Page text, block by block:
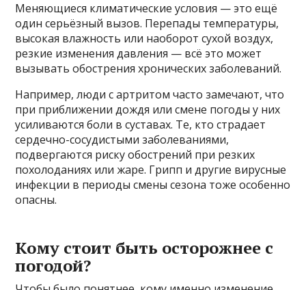
Меняющиеся климатические условия — это ещё
один серьёзный вызов. Перепады температуры,
высокая влажность или наоборот сухой воздух,
резкие изменения давления — всё это может
вызывать обострения хронических заболеваний.
Например, люди с артритом часто замечают, что
при приближении дождя или смене погоды у них
усиливаются боли в суставах. Те, кто страдает
сердечно-сосудистыми заболеваниями,
подвергаются риску обострений при резких
похолоданиях или жаре. Грипп и другие вирусные
инфекции в периоды смены сезона тоже особенно
опасны.
Кому стоит быть осторожнее с
погодой?